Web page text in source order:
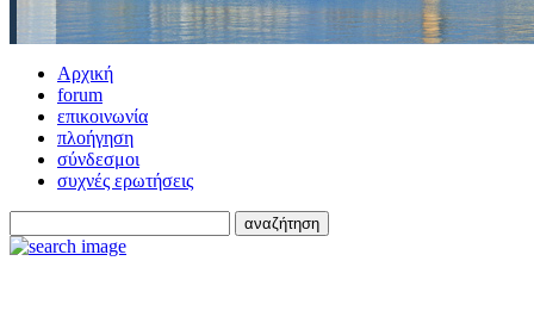
Αρχική
forum
επικοινωνία
πλοήγηση
σύνδεσμοι
συχνές ερωτήσεις